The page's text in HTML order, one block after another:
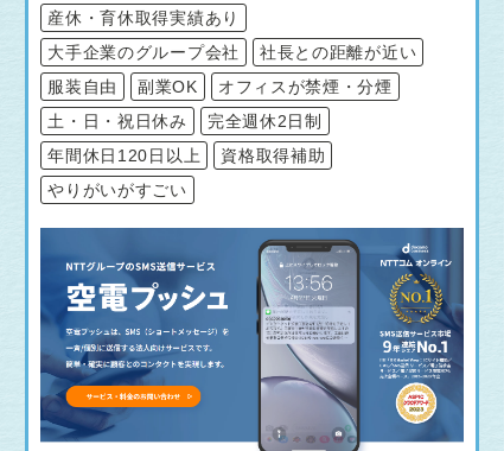
産休・育休取得実績あり
大手企業のグループ会社
社長との距離が近い
服装自由
副業OK
オフィスが禁煙・分煙
土・日・祝日休み
完全週休2日制
年間休日120日以上
資格取得補助
やりがいがすごい